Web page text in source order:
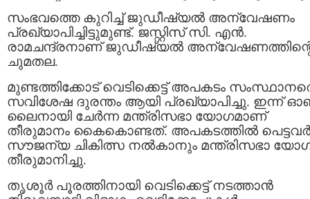
സംഭവത്തെ കുറിച്ച് ജുഡീഷ്യല്‍ അന്വേഷണം
പ്രഖ്യാപിച്ചിട്ടുമുണ്ട്. ജസ്റ്റിസ് സി. എൻ.
രാമചന്ദ്രനാണ് ജുഡീഷ്യൽ
ചുമതല.
മുണ്ടത്തിക്കോട് വെടിക്കെട്ട് അപകടം
സവിശേഷ ദുരന്തം ആയി പ്രഖ്യാപിച്ചു. ഇന്ന്
ലൈനായി ചേര്‍ന്ന മന്ത്രിസഭാ യോഗമാണ്
തീരുമാനം കൈകൊണ്ടത്. അപകടത്തിൽ
സൗജന്യ ചികിത്സ നൽകാനും മന്ത്രിസഭാ
തീരുമാനിച്ചു.
തൃശൂർ പൂരത്തിനായി വെടിക്കെട്ട് നടത്താൻ